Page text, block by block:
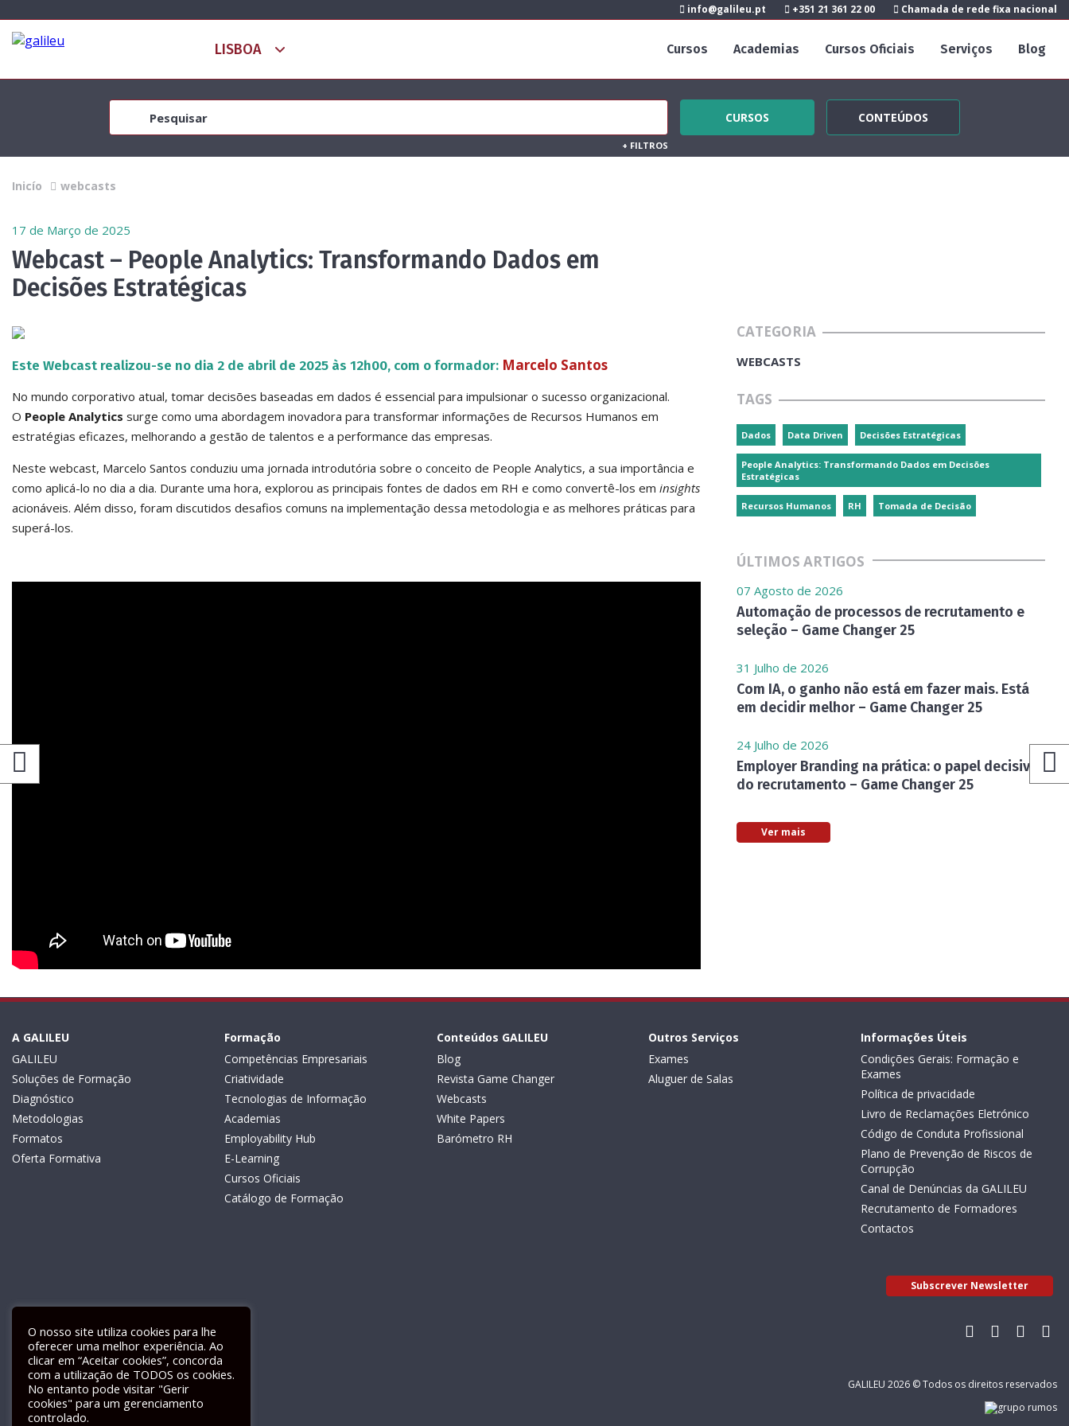
info@galileu.pt +351 21 361 22 00 Chamada de rede fixa nacional
Cursos Academias Cursos Oficiais Serviços Blog
CURSOS CONTEÚDOS
+ FILTROS
Inicío webcasts
17 de Março de 2025
Webcast – People Analytics: Transformando Dados em
Decisões Estratégicas
Este Webcast realizou-se no dia 2 de abril de 2025 às 12h00, com o formador: Marcelo Santos
No mundo corporativo atual, tomar decisões baseadas em dados é essencial para impulsionar o sucesso organizacional.
O People Analytics surge como uma abordagem inovadora para transformar informações de Recursos Humanos em
estratégias eficazes, melhorando a gestão de talentos e a performance das empresas.
Neste webcast, Marcelo Santos conduziu uma jornada introdutória sobre o conceito de People Analytics, a sua importância e
como aplicá-lo no dia a dia. Durante uma hora, explorou as principais fontes de dados em RH e como convertê-los em insights
acionáveis. Além disso, foram discutidos desafios comuns na implementação dessa metodologia e as melhores práticas para
superá-los.
CATEGORIA
WEBCASTS
TAGS
Dados Data Driven Decisões Estratégicas
People Analytics: Transformando Dados em Decisões
Estratégicas
Recursos Humanos RH Tomada de Decisão
ÚLTIMOS ARTIGOS
07 Agosto de 2026
Automação de processos de recrutamento e
seleção – Game Changer 25
31 Julho de 2026
Com IA, o ganho não está em fazer mais. Está
em decidir melhor – Game Changer 25
24 Julho de 2026
Employer Branding na prática: o papel decisivo
do recrutamento – Game Changer 25
Ver mais
A GALILEU
GALILEU
Soluções de Formação
Diagnóstico
Metodologias
Formatos
Oferta Formativa
Formação
Competências Empresariais
Criatividade
Tecnologias de Informação
Academias
Employability Hub
E-Learning
Cursos Oficiais
Catálogo de Formação
Conteúdos GALILEU
Blog
Revista Game Changer
Webcasts
White Papers
Barómetro RH
Outros Serviços
Exames
Aluguer de Salas
Informações Úteis
Condições Gerais: Formação e
Exames
Política de privacidade
Livro de Reclamações Eletrónico
Código de Conduta Profissional
Plano de Prevenção de Riscos de
Corrupção
Canal de Denúncias da GALILEU
Recrutamento de Formadores
Contactos
Subscrever Newsletter
Livro de Reclamações Electrónico GALILEU 2026 © Todos os direitos reservados
O nosso site utiliza cookies para lhe
oferecer uma melhor experiência. Ao
clicar em “Aceitar cookies”, concorda
com a utilização de TODOS os cookies.
No entanto pode visitar "Gerir
cookies" para um gerenciamento
controlado.